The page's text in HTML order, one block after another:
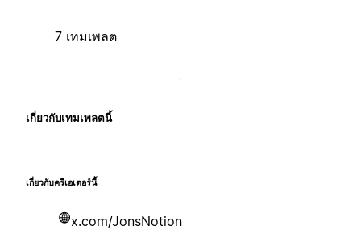
7 เทมเพลต
เกี่ยวกับเทมเพลตนี้
เกี่ยวกับครีเอเตอร์นี้
x.com/JonsNotion